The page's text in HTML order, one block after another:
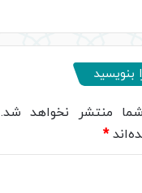
بنویسید
منتشر نخواهد شد.
*